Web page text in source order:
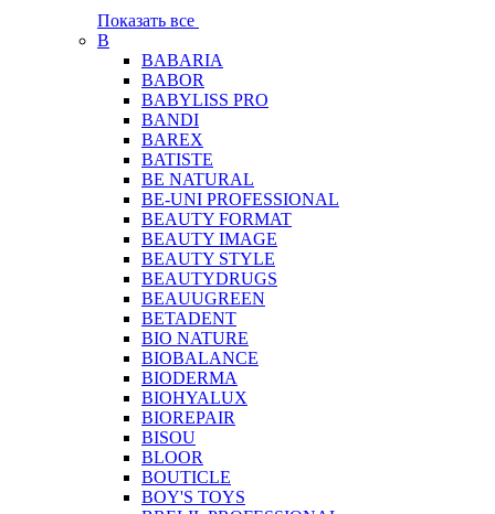
Показать все
B
BABARIA
BABOR
BABYLISS PRO
BANDI
BAREX
BATISTE
BE NATURAL
BE-UNI PROFESSIONAL
BEAUTY FORMAT
BEAUTY IMAGE
BEAUTY STYLE
BEAUTYDRUGS
BEAUUGREEN
BETADENT
BIO NATURE
BIOBALANCE
BIODERMA
BIOHYALUX
BIOREPAIR
BISOU
BLOOR
BOUTICLE
BOY'S TOYS